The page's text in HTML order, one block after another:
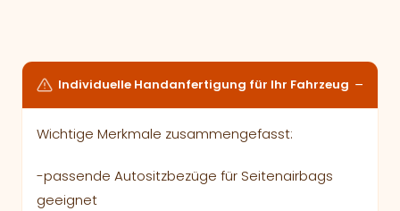
Individuelle Handanfertigung für Ihr Fahrzeug
Wichtige Merkmale zusammengefasst:
-passende Autositzbezüge für Seitenairbags
geeignet